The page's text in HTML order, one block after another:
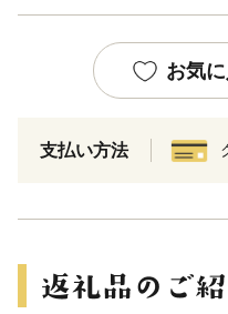
お気
支払い方法